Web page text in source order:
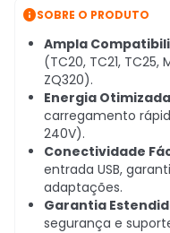
SOBRE O PRODUTO
Ampla
(TC20, TC21, TC25,
ZQ320).
Energia
carregamento
240V).
Conectividade
entrada USB,
adaptações.
Garantia
segurança e